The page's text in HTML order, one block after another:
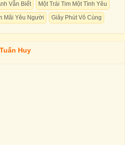
Vẫn Biết
Một Trái Tim Một Tình Yêu
Mãi Yêu Người Giây Phút Vô Cùng
Huy